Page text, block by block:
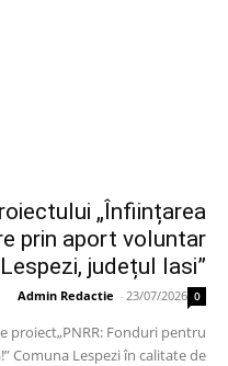
„Înființarea
prin aport voluntar
județul Iasi”
Admin Redactie - 23/07/2026 0
proiect„PNRR: Fonduri pentru
Comuna Lespezi în calitate de